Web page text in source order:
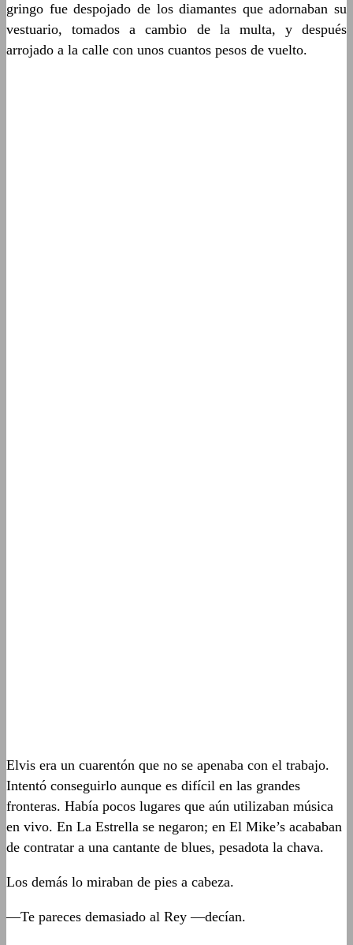
gringo fue despojado de los diamantes que adornaban su
vestuario, tomados a cambio de la multa, y después
arrojado a la calle con unos cuantos pesos de vuelto.
Elvis era un cuarentón que no se apenaba con el trabajo.
Intentó conseguirlo aunque es difícil en las grandes
fronteras. Había pocos lugares que aún utilizaban música
en vivo. En La Estrella se negaron; en El Mike’s acababan
de contratar a una cantante de blues, pesadota la chava.
Los demás lo miraban de pies a cabeza.
—Te pareces demasiado al Rey —decían.